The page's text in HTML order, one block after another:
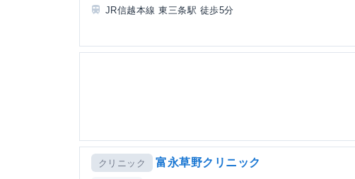
JR信越本線 東三条駅 徒歩5分
クリニック 富永草野クリニック